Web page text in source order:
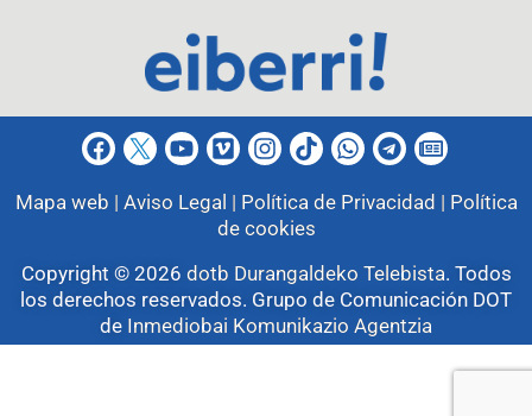
Mapa web | Aviso Legal | Política de Privacidad | Política
de cookies
Copyright © 2026 dotb Durangaldeko Telebista. Todos
los derechos reservados. Grupo de Comunicación DOT
de Inmediobai Komunikazio Agentzia